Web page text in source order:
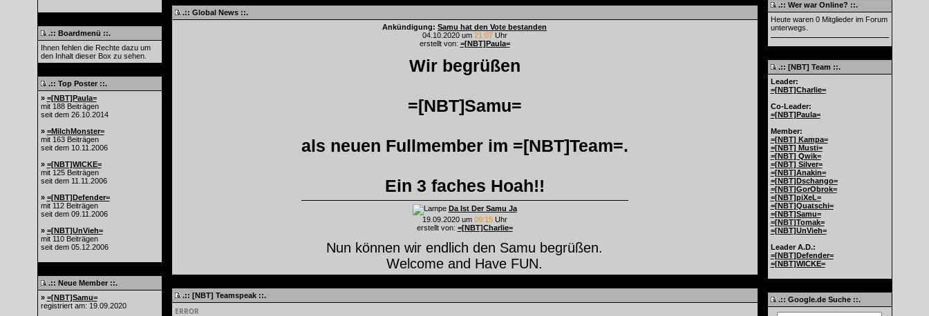
.:: Boardmenü ::.
Ihnen fehlen die Rechte dazu um
den Inhalt dieser Box zu sehen.
.:: Top Poster ::.
» =[NBT]Paula=
mit 188 Beiträgen
seit dem 26.10.2014
» =MilchMonster=
mit 163 Beiträgen
seit dem 10.11.2006
» =[NBT]WICKE=
mit 125 Beiträgen
seit dem 11.11.2006
» =[NBT]Defender=
mit 112 Beiträgen
seit dem 09.11.2006
» =[NBT]UnVieh=
mit 110 Beiträgen
seit dem 05.12.2006
.:: Neue Member ::.
» =[NBT]Samu=
registriert am: 19.09.2020
.:: Global News ::.
Ankündigung: Samu hat den Vote bestanden
04.10.2020 um 21:07Uhr
erstellt von: =[NBT]Paula=
Wir begrüßen
=[NBT]Samu=
als neuen Fullmember im =[NBT]Team=.
Ein 3 faches Hoah!!
Da Ist Der Samu Ja
19.09.2020 um 09:15Uhr
erstellt von: =[NBT]Charlie=
Nun können wir endlich den Samu begrüßen.
Welcome and Have FUN.
.:: [NBT] Teamspeak ::.
ERROR
.:: Wer war Online? ::.
Heute waren 0 Mitglieder im Forum
unterwegs.
.:: [NBT] Team ::.
Leader:
=[NBT]Charlie=
Co-Leader:
=[NBT]Paula=
Member:
=[NBT] Kampa=
=[NBT] Musti=
=[NBT] Qwik=
=[NBT] Silver=
=[NBT]Anakin=
=[NBT]Dschango=
=[NBT]GorObrok=
=[NBT]piXeL=
=[NBT]Quatschi=
=[NBT]Samu=
=[NBT]Tomak=
=[NBT]UnVieh=
Leader A.D.:
=[NBT]Defender=
=[NBT]WICKE=
.:: Google.de Suche ::.